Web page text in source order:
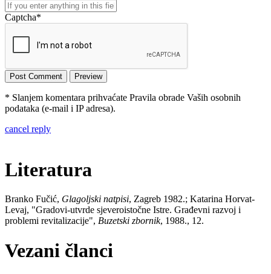
Captcha*
* Slanjem komentara prihvaćate Pravila obrade Vaših osobnih
podataka (e-mail i IP adresa).
cancel reply
Literatura
Branko Fučić, Glagoljski natpisi, Zagreb 1982.; Katarina Horvat-
Levaj, "Gradovi-utvrde sjeveroistočne Istre. Građevni razvoj i
problemi revitalizacije", Buzetski zbornik, 1988., 12.
Vezani članci